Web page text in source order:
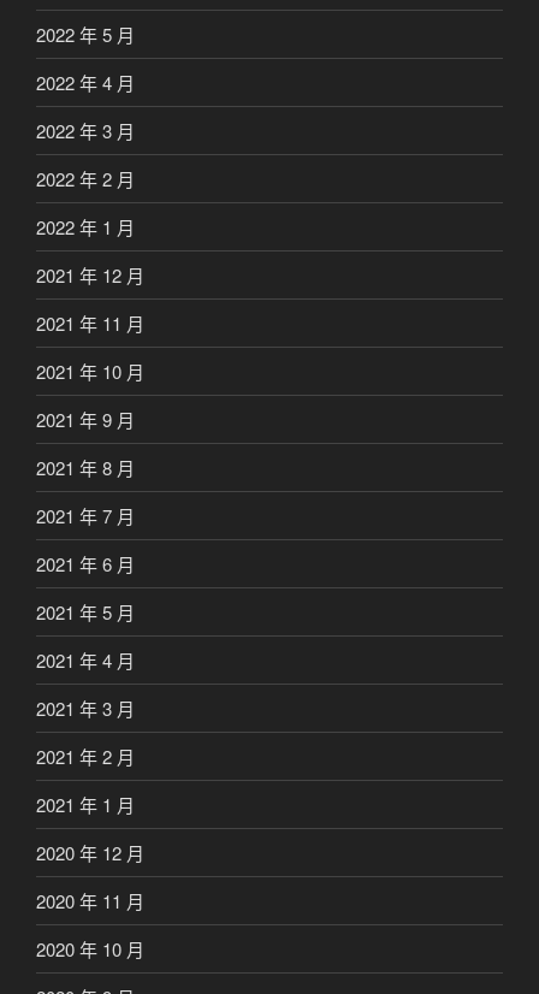
2022 年 5 月
2022 年 4 月
2022 年 3 月
2022 年 2 月
2022 年 1 月
2021 年 12 月
2021 年 11 月
2021 年 10 月
2021 年 9 月
2021 年 8 月
2021 年 7 月
2021 年 6 月
2021 年 5 月
2021 年 4 月
2021 年 3 月
2021 年 2 月
2021 年 1 月
2020 年 12 月
2020 年 11 月
2020 年 10 月